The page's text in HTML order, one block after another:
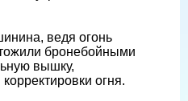
ведя огонь
бронебойными
вышку,
огня.